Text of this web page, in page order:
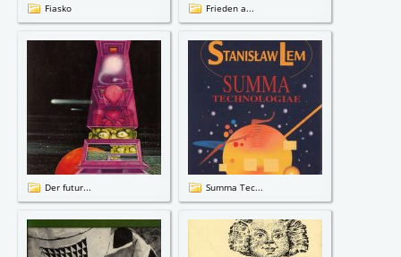
Fiasko Frieden a...
Der futur... Summa Tec...